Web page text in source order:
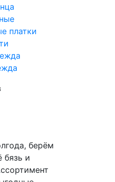
платки
берём
бязь и